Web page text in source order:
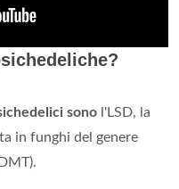
sono l'LSD, la
in funghi del genere